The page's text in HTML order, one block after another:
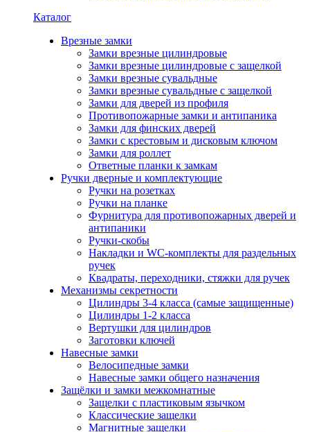
Каталог
Врезные замки
Замки врезные цилиндровые
Замки врезные цилиндровые с защелкой
Замки врезные сувальдные
Замки врезные сувальдные с защелкой
Замки для дверей из профиля
Противопожарные замки и антипаника
Замки для финских дверей
Замки с крестовым и дисковым ключом
Замки для роллет
Ответные планки к замкам
Ручки дверные и комплектующие
Ручки на розетках
Ручки на планке
Фурнитура для противопожарных дверей и
антипаники
Ручки-скобы
Накладки и WC-комплекты для раздельных
ручек
Квадраты, переходники, стяжки для ручек
Механизмы секретности
Цилиндры 3-4 класса (самые защищенные)
Цилиндры 1-2 класса
Вертушки для цилиндров
Заготовки ключей
Навесные замки
Велосипедные замки
Навесные замки общего назначения
Защёлки и замки межкомнатные
Защелки с пластиковым язычком
Классические защелки
Магнитные защелки